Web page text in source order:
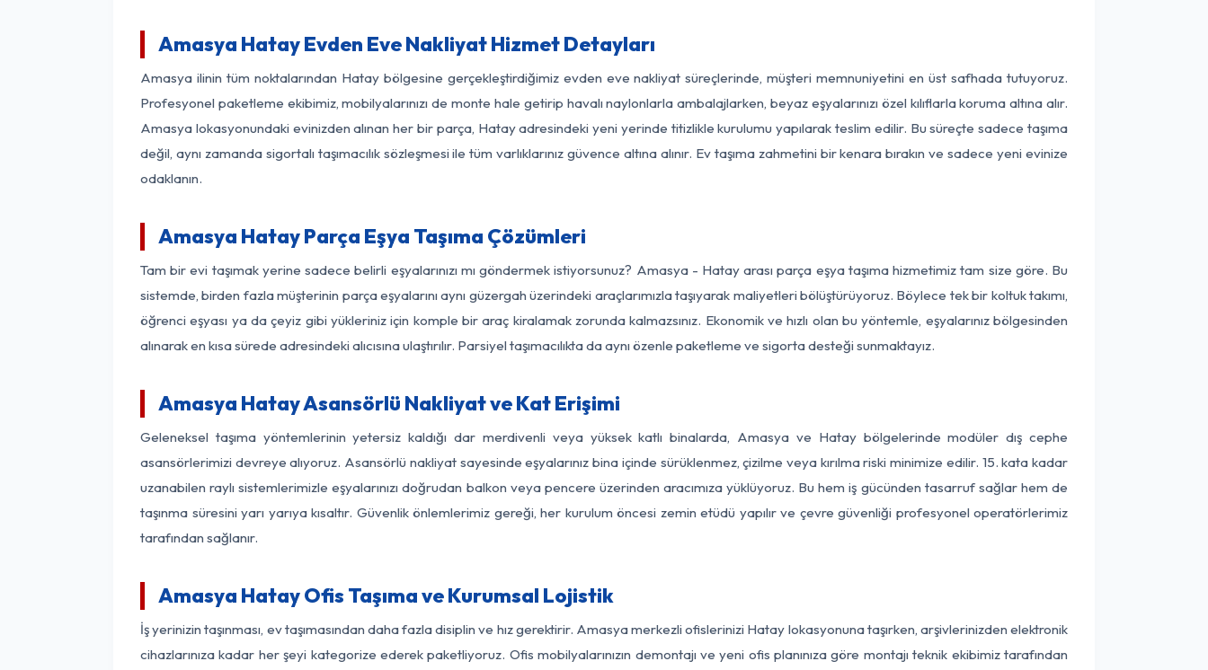
Amasya Hatay Evden Eve Nakliyat Hizmet Detayları
Amasya ilinin tüm noktalarından Hatay bölgesine gerçekleştirdiğimiz evden eve nakliyat süreçlerinde, müşteri memnuniyetini en üst safhada tutuyoruz.
Profesyonel paketleme ekibimiz, mobilyalarınızı de monte hale getirip havalı naylonlarla ambalajlarken, beyaz eşyalarınızı özel kılıflarla koruma altına alır.
Amasya lokasyonundaki evinizden alınan her bir parça, Hatay adresindeki yeni yerinde titizlikle kurulumu yapılarak teslim edilir. Bu süreçte sadece taşıma
değil, aynı zamanda sigortalı taşımacılık sözleşmesi ile tüm varlıklarınız güvence altına alınır. Ev taşıma zahmetini bir kenara bırakın ve sadece yeni evinize
odaklanın.
Amasya Hatay Parça Eşya Taşıma Çözümleri
Tam bir evi taşımak yerine sadece belirli eşyalarınızı mı göndermek istiyorsunuz? Amasya - Hatay arası parça eşya taşıma hizmetimiz tam size göre. Bu
sistemde, birden fazla müşterinin parça eşyalarını aynı güzergah üzerindeki araçlarımızla taşıyarak maliyetleri bölüştürüyoruz. Böylece tek bir koltuk takımı,
öğrenci eşyası ya da çeyiz gibi yükleriniz için komple bir araç kiralamak zorunda kalmazsınız. Ekonomik ve hızlı olan bu yöntemle, eşyalarınız bölgesinden
alınarak en kısa sürede adresindeki alıcısına ulaştırılır. Parsiyel taşımacılıkta da aynı özenle paketleme ve sigorta desteği sunmaktayız.
Amasya Hatay Asansörlü Nakliyat ve Kat Erişimi
Geleneksel taşıma yöntemlerinin yetersiz kaldığı dar merdivenli veya yüksek katlı binalarda, Amasya ve Hatay bölgelerinde modüler dış cephe
asansörlerimizi devreye alıyoruz. Asansörlü nakliyat sayesinde eşyalarınız bina içinde sürüklenmez, çizilme veya kırılma riski minimize edilir. 15. kata kadar
uzanabilen raylı sistemlerimizle eşyalarınızı doğrudan balkon veya pencere üzerinden aracımıza yüklüyoruz. Bu hem iş gücünden tasarruf sağlar hem de
taşınma süresini yarı yarıya kısaltır. Güvenlik önlemlerimiz gereği, her kurulum öncesi zemin etüdü yapılır ve çevre güvenliği profesyonel operatörlerimiz
tarafından sağlanır.
Amasya Hatay Ofis Taşıma ve Kurumsal Lojistik
İş yerinizin taşınması, ev taşımasından daha fazla disiplin ve hız gerektirir. Amasya merkezli ofislerinizi Hatay lokasyonuna taşırken, arşivlerinizden elektronik
cihazlarınıza kadar her şeyi kategorize ederek paketliyoruz. Ofis mobilyalarınızın demontajı ve yeni ofis planınıza göre montajı teknik ekibimiz tarafından